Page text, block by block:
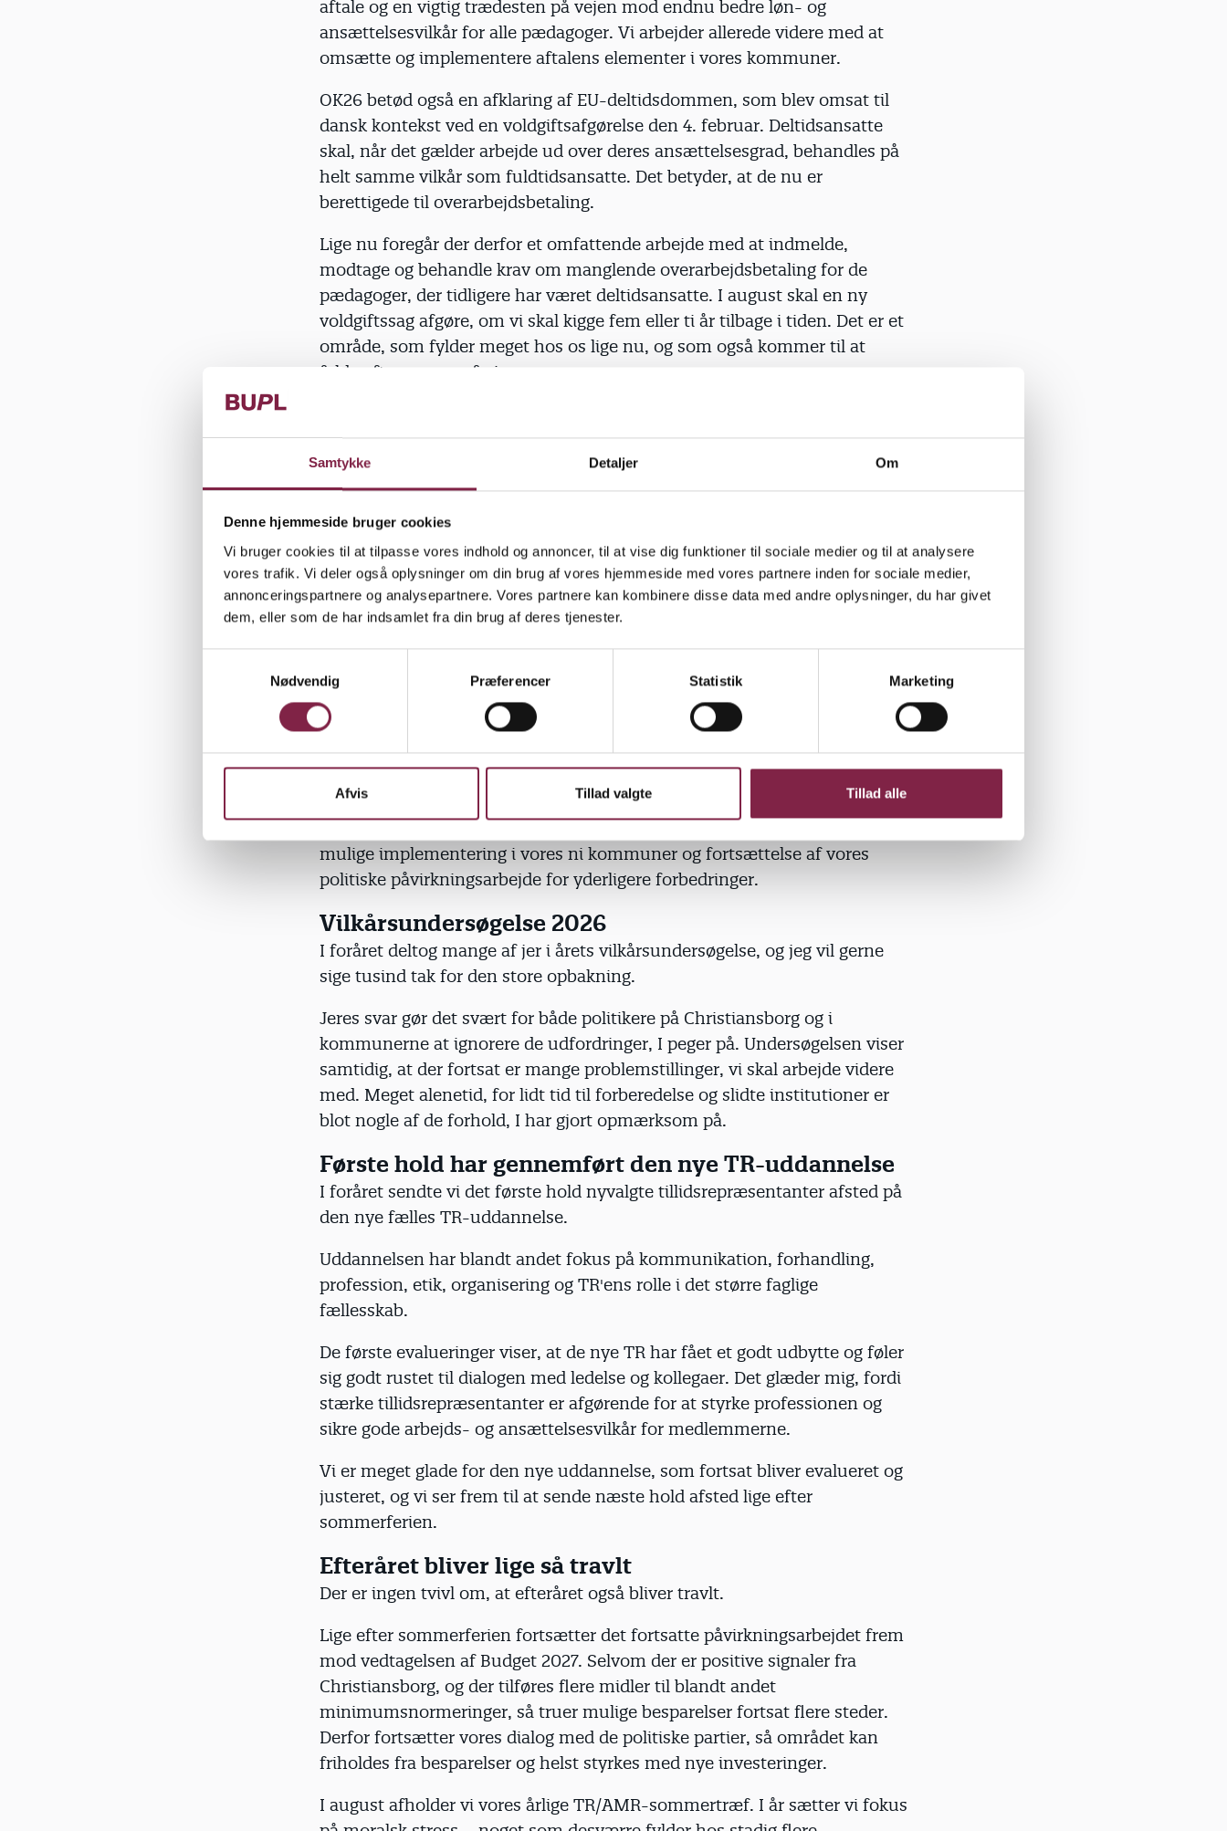
Samtykke Detaljer Om
Denne hjemmeside bruger cookies
Vi bruger cookies til at tilpasse vores indhold og annoncer, til at vise dig funktioner til sociale medier og til at analysere
vores trafik. Vi deler også oplysninger om din brug af vores hjemmeside med vores partnere inden for sociale medier,
annonceringspartnere og analysepartnere. Vores partnere kan kombinere disse data med andre oplysninger, du har givet
dem, eller som de har indsamlet fra din brug af deres tjenester.
v
Nødvendig Præferencer Statistik Marketing
Afvis Tillad valgte Tillad alle
aftale og en vigtig trædesten på vejen mod endnu bedre løn- og
ansættelsesvilkår for alle pædagoger. Vi arbejder allerede videre med at
omsætte og implementere aftalens elementer i vores kommuner.
OK26 betød også en afklaring af EU-deltidsdommen, som blev omsat til
dansk kontekst ved en voldgiftsafgørelse den 4. februar. Deltidsansatte
skal, når det gælder arbejde ud over deres ansættelsesgrad, behandles på
helt samme vilkår som fuldtidsansatte. Det betyder, at de nu er
berettigede til overarbejdsbetaling.
Lige nu foregår der derfor et omfattende arbejde med at indmelde,
modtage og behandle krav om manglende overarbejdsbetaling for de
pædagoger, der tidligere har været deltidsansatte. I august skal en ny
voldgiftssag afgøre, om vi skal kigge fem eller ti år tilbage i tiden. Det er et
område, som fylder meget hos os lige nu, og som også kommer til at
fylde efter sommerferien.
pædagoger
Foråret bød også på en ny regering. I det nye regeringsgrundlag står
børnene, pædagogerne, skolerne, dagtilbuddene og fritidsområdet helt
forrest.
Målet er blandt andet bedre normeringer i dagtilbud, flere midler til to-
voksenordninger i skolen, styrkede fritidstilbud og investeringer i bedre
fysiske rammer.
indsats og de mange stemmer fra praksis, som igen og igen har sat fokus
på faget, vilkårene og børnenes hverdag. Det og vores politiske
påvirkningsarbejde i BUPL Midtsjælland har været med til at skabe den
BUPL Midtsjællands opgave bliver sammen med resten af BUPL-
mulige implementering i vores ni kommuner og fortsættelse af vores
politiske påvirkningsarbejde for yderligere forbedringer.
Vilkårsundersøgelse 2026
I foråret deltog mange af jer i årets vilkårsundersøgelse, og jeg vil gerne
sige tusind tak for den store opbakning.
Jeres svar gør det svært for både politikere på Christiansborg og i
kommunerne at ignorere de udfordringer, I peger på. Undersøgelsen viser
samtidig, at der fortsat er mange problemstillinger, vi skal arbejde videre
med. Meget alenetid, for lidt tid til forberedelse og slidte institutioner er
blot nogle af de forhold, I har gjort opmærksom på.
Første hold har gennemført den nye TR-uddannelse
I foråret sendte vi det første hold nyvalgte tillidsrepræsentanter afsted på
den nye fælles TR-uddannelse.
Uddannelsen har blandt andet fokus på kommunikation, forhandling,
profession, etik, organisering og TR'ens rolle i det større faglige
fællesskab.
De første evalueringer viser, at de nye TR har fået et godt udbytte og føler
sig godt rustet til dialogen med ledelse og kollegaer. Det glæder mig, fordi
stærke tillidsrepræsentanter er afgørende for at styrke professionen og
sikre gode arbejds- og ansættelsesvilkår for medlemmerne.
Vi er meget glade for den nye uddannelse, som fortsat bliver evalueret og
justeret, og vi ser frem til at sende næste hold afsted lige efter
sommerferien.
Efteråret bliver lige så travlt
Der er ingen tvivl om, at efteråret også bliver travlt.
Lige efter sommerferien fortsætter det fortsatte påvirkningsarbejdet frem
mod vedtagelsen af Budget 2027. Selvom der er positive signaler fra
Christiansborg, og der tilføres flere midler til blandt andet
minimumsnormeringer, så truer mulige besparelser fortsat flere steder.
Derfor fortsætter vores dialog med de politiske partier, så området kan
friholdes fra besparelser og helst styrkes med nye investeringer.
I august afholder vi vores årlige TR/AMR-sommertræf. I år sætter vi fokus